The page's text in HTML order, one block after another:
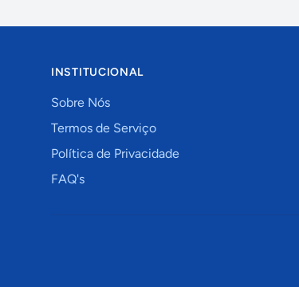
INSTITUCIONAL
Sobre Nós
Termos de Serviço
Política de Privacidade
FAQ's